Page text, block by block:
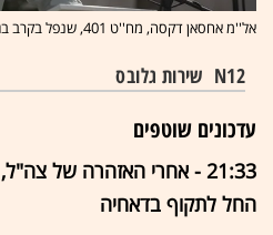
אל''מ אחסאן דקסה, מח''ט 401, שנפל בקרב בג'באליה / צילום: דובר צה''ל
N12 שירות גלובס
עדכונים שוטפים
21:33 - אחרי האזהרה של
החל לתקוף בדאחיה